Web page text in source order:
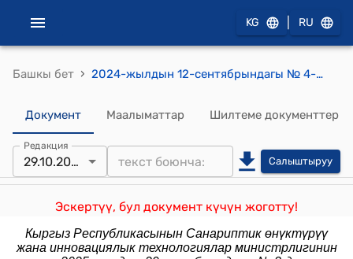
KG RU
Башкы бет › 2024-жылдын 12-сентябрындагы № 4-д "Кыргыз Республикасынын Санариптик өнүктүрүү министрлигинин системасында коррупциянын келип чыгуу тобокелдиги бар учурлардын жана кырдаалдардын тизмектерин бекитүү жөнүндө" буйругу
Документ Маалыматтар Шилтеме документтер
Редакция
29.10.2025 Салыштыруу
Эскертүү, бул документ күчүн жоготту!